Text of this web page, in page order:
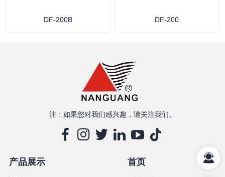
DF-200B DF-200
注：如果您对我们感兴趣，请关注我们。
产品展示 首页